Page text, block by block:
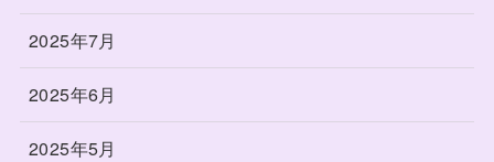
2025年7月
2025年6月
2025年5月